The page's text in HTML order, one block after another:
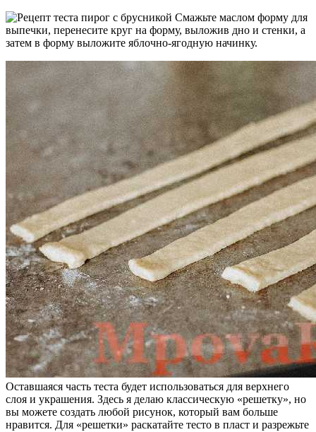
Смажьте маслом форму для
выпечки, перенесите круг на форму, выложив дно и стенки, а
затем в форму выложите яблочно-ягодную начинку.
Оставшаяся часть теста будет использоваться для верхнего
слоя и украшения. Здесь я делаю классическую «решетку», но
вы можете создать любой рисунок, который вам больше
нравится. Для «решетки» раскатайте тесто в пласт и разрежьте